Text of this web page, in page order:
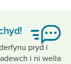
pryd i
i ni wella